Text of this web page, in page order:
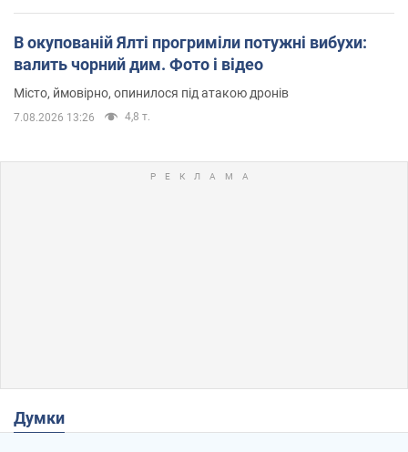
В окупованій Ялті прогриміли потужні вибухи:
валить чорний дим. Фото і відео
Місто, ймовірно, опинилося під атакою дронів
7.08.2026 13:26 4,8 т.
Думки